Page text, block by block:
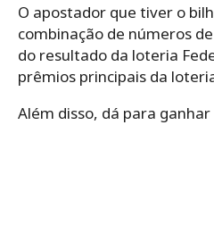
O apostador que tiver o
combinação de números
do resultado da loteria
prêmios principais da
Além disso, dá para